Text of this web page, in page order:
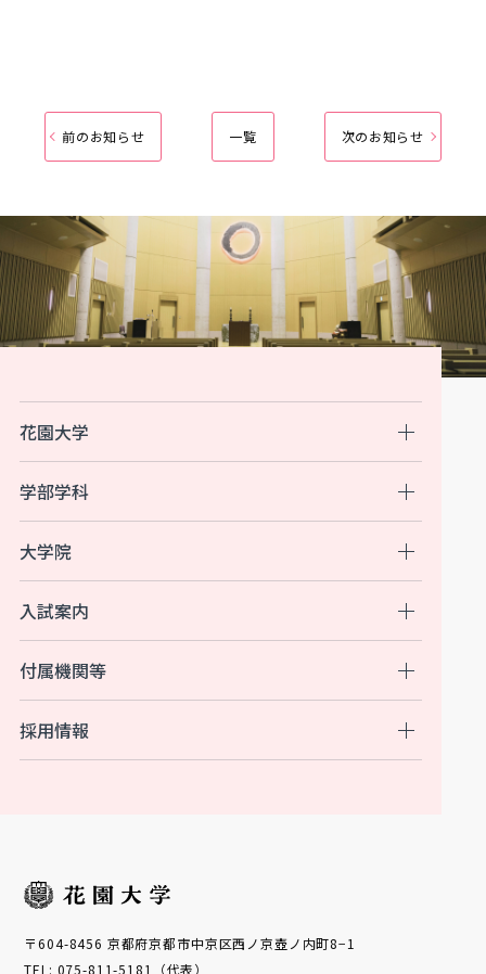
前のお知らせ 一覧 次のお知らせ
花園大学
入試案内
付属機関等
学部学科
大学院
採用情報
〒604-8456 京都府京都市中京区西ノ京壺ノ内町8−1
TEL: 075-811-5181（代表）